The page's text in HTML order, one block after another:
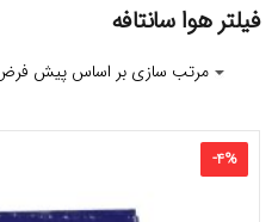
فیلتر هوا سانتافه
-4%